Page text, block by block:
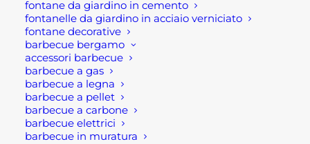
fontane da giardino in cemento
fontanelle da giardino in acciaio verniciato
fontane decorative
barbecue bergamo
accessori barbecue
barbecue a gas
barbecue a legna
barbecue a pellet
barbecue a carbone
barbecue elettrici
barbecue in muratura
Valigetta utensili set 22 pezzi
La valigetta utensili / kit (valigetta porta attrezzi )
set da 22 pezzi di Alte si tratta di un set utensili
professionale e vario.